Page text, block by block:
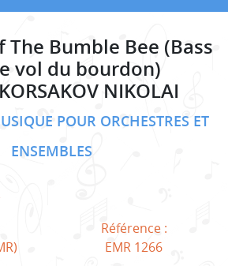
The Bumble Bee (Bass
vol du bourdon)
NIKOLAI
POUR ORCHESTRES ET
ENSEMBLES
Référence :
EMR 1266